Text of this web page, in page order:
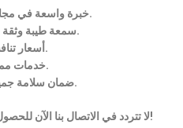
خبرة واسعة في مجال نقل العفش.
سمعة طيبة وثقة عملاء كبيرة.
أسعار تنافسية.
خدمات ممتازة.
ضمان سلامة جميع أغراضك.
لا تتردد في الاتصال بنا الآن للحصول على أفضل عرض لنقل عفشك!